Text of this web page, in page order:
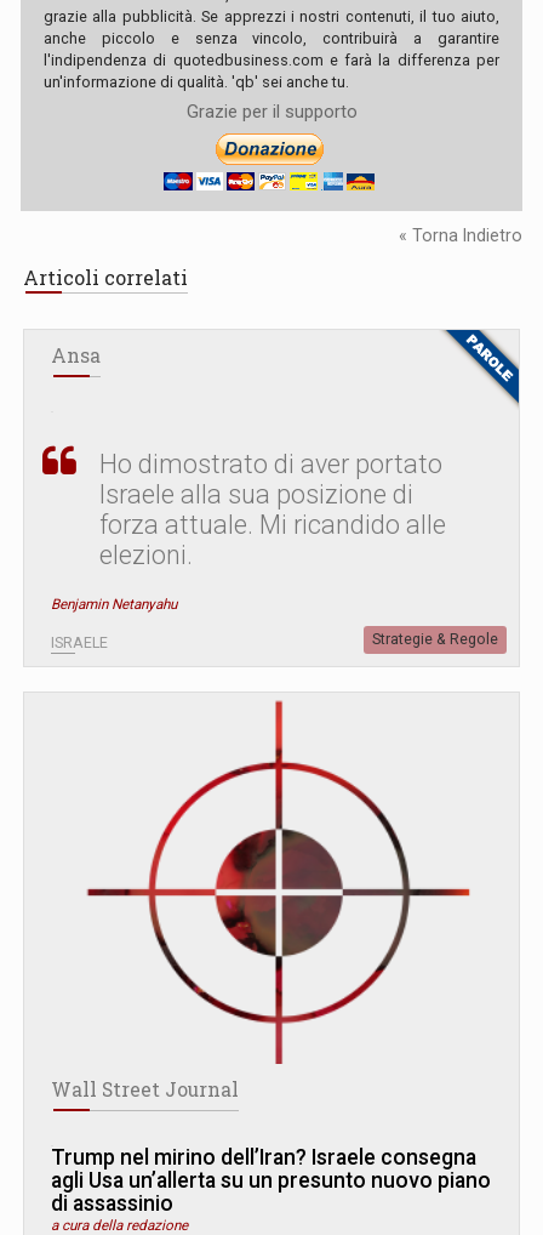
grazie alla pubblicità. Se apprezzi i nostri contenuti, il tuo aiuto,
anche piccolo e senza vincolo, contribuirà a garantire
l'indipendenza di quotedbusiness.com e farà la differenza per
un'informazione di qualità. 'qb' sei anche tu.
Grazie per il supporto
« Torna Indietro
Articoli correlati
Ansa
Ho dimostrato di aver portato
Israele alla sua posizione di
forza attuale. Mi ricandido alle
elezioni.
Benjamin Netanyahu
ISRAELE Strategie & Regole
Wall Street Journal
Trump nel mirino dell’Iran? Israele consegna
agli Usa un’allerta su un presunto nuovo piano
di assassinio
a cura della redazione